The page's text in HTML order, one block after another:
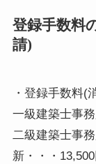
登録手数料
請)
・登録手数料(
一級建築士事
二級建築士事
新・・・13,500